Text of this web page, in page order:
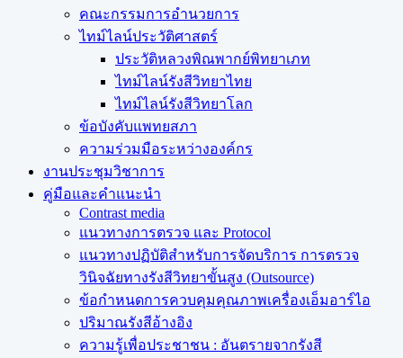
คณะกรรมการอำนวยการ
ไทม์ไลน์ประวัติศาสตร์
ประวัติหลวงพิณพากย์พิทยาเภท
ไทม์ไลน์รังสีวิทยาไทย
ไทม์ไลน์รังสีวิทยาโลก
ข้อบังคับแพทยสภา
ความร่วมมือระหว่างองค์กร
งานประชุมวิชาการ
คู่มือและคำแนะนำ
Contrast media
แนวทางการตรวจ และ Protocol
แนวทางปฏิบัติสำหรับการจัดบริการ การตรวจ
วินิจฉัยทางรังสีวิทยาขั้นสูง (Outsource)
ข้อกำหนดการควบคุมคุณภาพเครื่องเอ็มอาร์ไอ
ปริมาณรังสีอ้างอิง
ความรู้เพื่อประชาชน : อันตรายจากรังสี